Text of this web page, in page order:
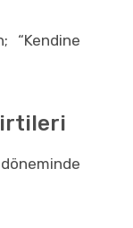
“Kendine